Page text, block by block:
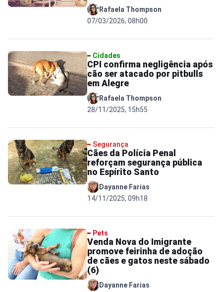
Rafaela Thompson
07/03/2026, 08h00
Cidades
CPI confirma negligência após
cão ser atacado por pitbulls
em Alegre
Rafaela Thompson
28/11/2025, 15h55
Segurança
Cães da Polícia Penal
reforçam segurança pública
no Espírito Santo
Dayanne Farias
14/11/2025, 09h18
Pets
Venda Nova do Imigrante
promove feirinha de adoção
de cães e gatos neste sábado
(6)
Dayanne Farias